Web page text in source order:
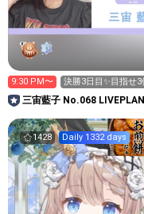
9:30 PM〜
決勝3日目✨目指せ3
23:30！
三宙藍子 No.068
1428 Daily 1332 days